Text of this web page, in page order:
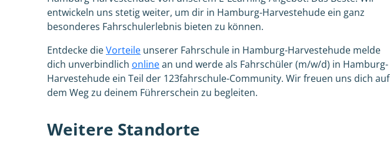
entwickeln uns stetig weiter, um dir in Hamburg-Harvestehude ein ganz
besonderes Fahrschulerlebnis bieten zu können.
Entdecke dieVorteile unserer Fahrschule in Hamburg-Harvestehude melde
dich unverbindlich onlinean und werde als Fahrschüler (m/w/d) in Hamburg-
Harvestehude ein Teil der 123fahrschule-Community. Wir freuen uns dich auf
dem Weg zu deinem Führerschein zu begleiten.
Weitere Standorte